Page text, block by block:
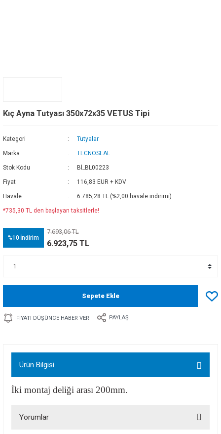
Kıç Ayna Tutyası 350x72x35 VETUS Tipi
Kategori Tutyalar
Marka TECNOSEAL
Stok Kodu Bl_BL00223
Fiyat 116,83 EUR + KDV
Havale 6.785,28 TL (%2,00 havale indirimi)
*735,30 TL den başlayan taksitlerle!
%10 İndirim
7.693,06 TL
6.923,75 TL
Sepete Ekle
FIYATI DÜŞÜNCE HABER VER PAYLAŞ
Ürün Bilgisi
İki montaj deliği arası 200mm.
Yorumlar